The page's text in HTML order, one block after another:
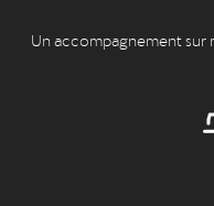
Un accompagnement sur